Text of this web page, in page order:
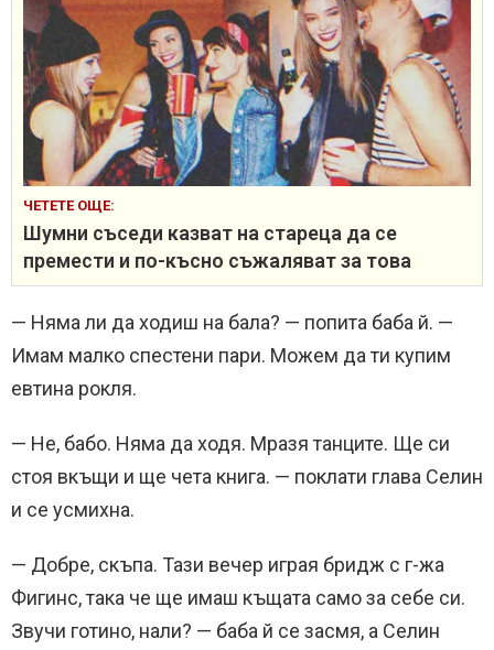
ЧЕТЕТЕ ОЩЕ:
Шумни съседи казват на стареца да се
премести и по-късно съжаляват за това
— Няма ли да ходиш на бала? — попита баба й. —
Имам малко спестени пари. Можем да ти купим
евтина рокля.
— Не, бабо. Няма да ходя. Мразя танците. Ще си
стоя вкъщи и ще чета книга. — поклати глава Селин
и се усмихна.
— Добре, скъпа. Тази вечер играя бридж с г-жа
Фигинс, така че ще имаш къщата само за себе си.
Звучи готино, нали? — баба й се засмя, а Селин